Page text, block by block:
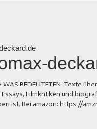
WAS BEDEUTETEN. Texte
Essays, Filmkritiken und
ist. Bei amazon: https://